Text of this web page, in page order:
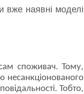
вже наявні моделі
сам споживач. Тому,
несанкціонованого
Тобто,